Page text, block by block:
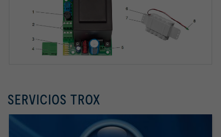
SERVICIOS TROX